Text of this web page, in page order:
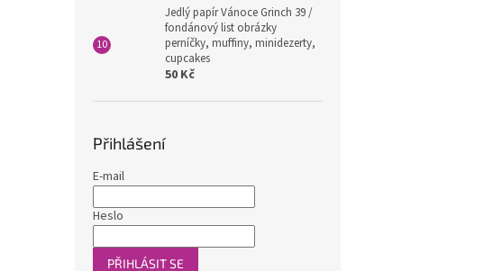
Jedlý papír Vánoce Grinch 39 /
fondánový list obrázky
perníčky, muffiny, minidezerty,
cupcakes
50 Kč
Přihlášení
E-mail
Heslo
PŘIHLÁSIT SE